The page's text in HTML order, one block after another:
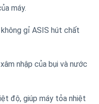
máy.
gỉ ASIS hút chất
nhập của bụi và nước
độ, giúp máy tỏa nhiệt